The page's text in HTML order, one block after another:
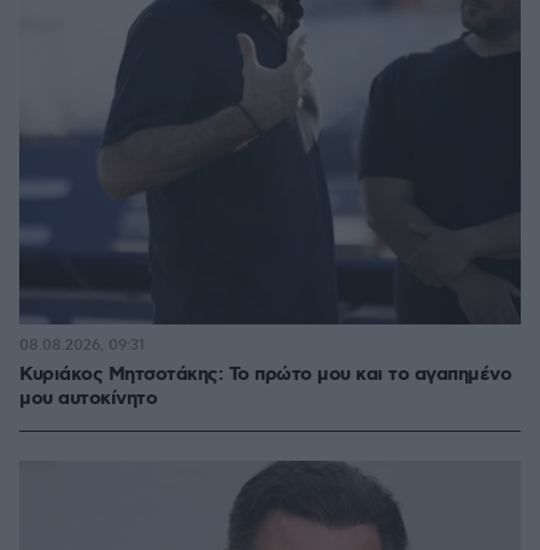
Κυριάκος Μητσοτάκης: Το πρώτο μου και το αγαπημένο
μου αυτοκίνητο
08.08.2026, 09:31